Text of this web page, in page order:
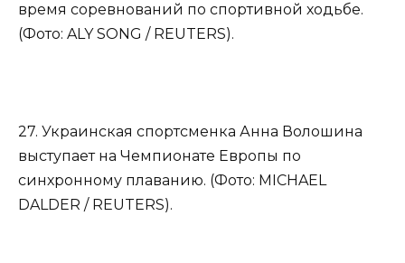
время соревнований по спортивной ходьбе.
(Фото: ALY SONG / REUTERS).
27. Украинская спортсменка Анна Волошина
выступает на Чемпионате Европы по
синхронному плаванию. (Фото: MICHAEL
DALDER / REUTERS).